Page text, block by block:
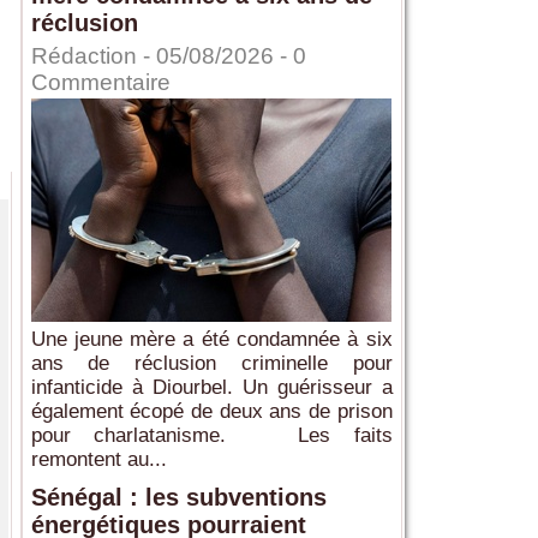
réclusion
Rédaction - 05/08/2026 - 0
Commentaire
Une jeune mère a été condamnée à six
ans de réclusion criminelle pour
infanticide à Diourbel. Un guérisseur a
également écopé de deux ans de prison
pour charlatanisme. Les faits
remontent au...
Sénégal : les subventions
énergétiques pourraient